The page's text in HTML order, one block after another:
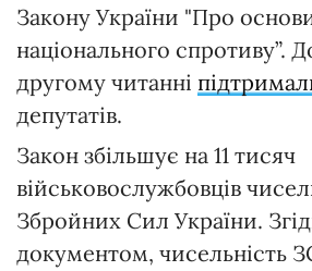
Закону України "Про
національного спротиву”.
другому читанні
депутатів.
Закон збільшує на 11 тисяч
військовослужбовців
Збройних Сил України.
документом, чисельність